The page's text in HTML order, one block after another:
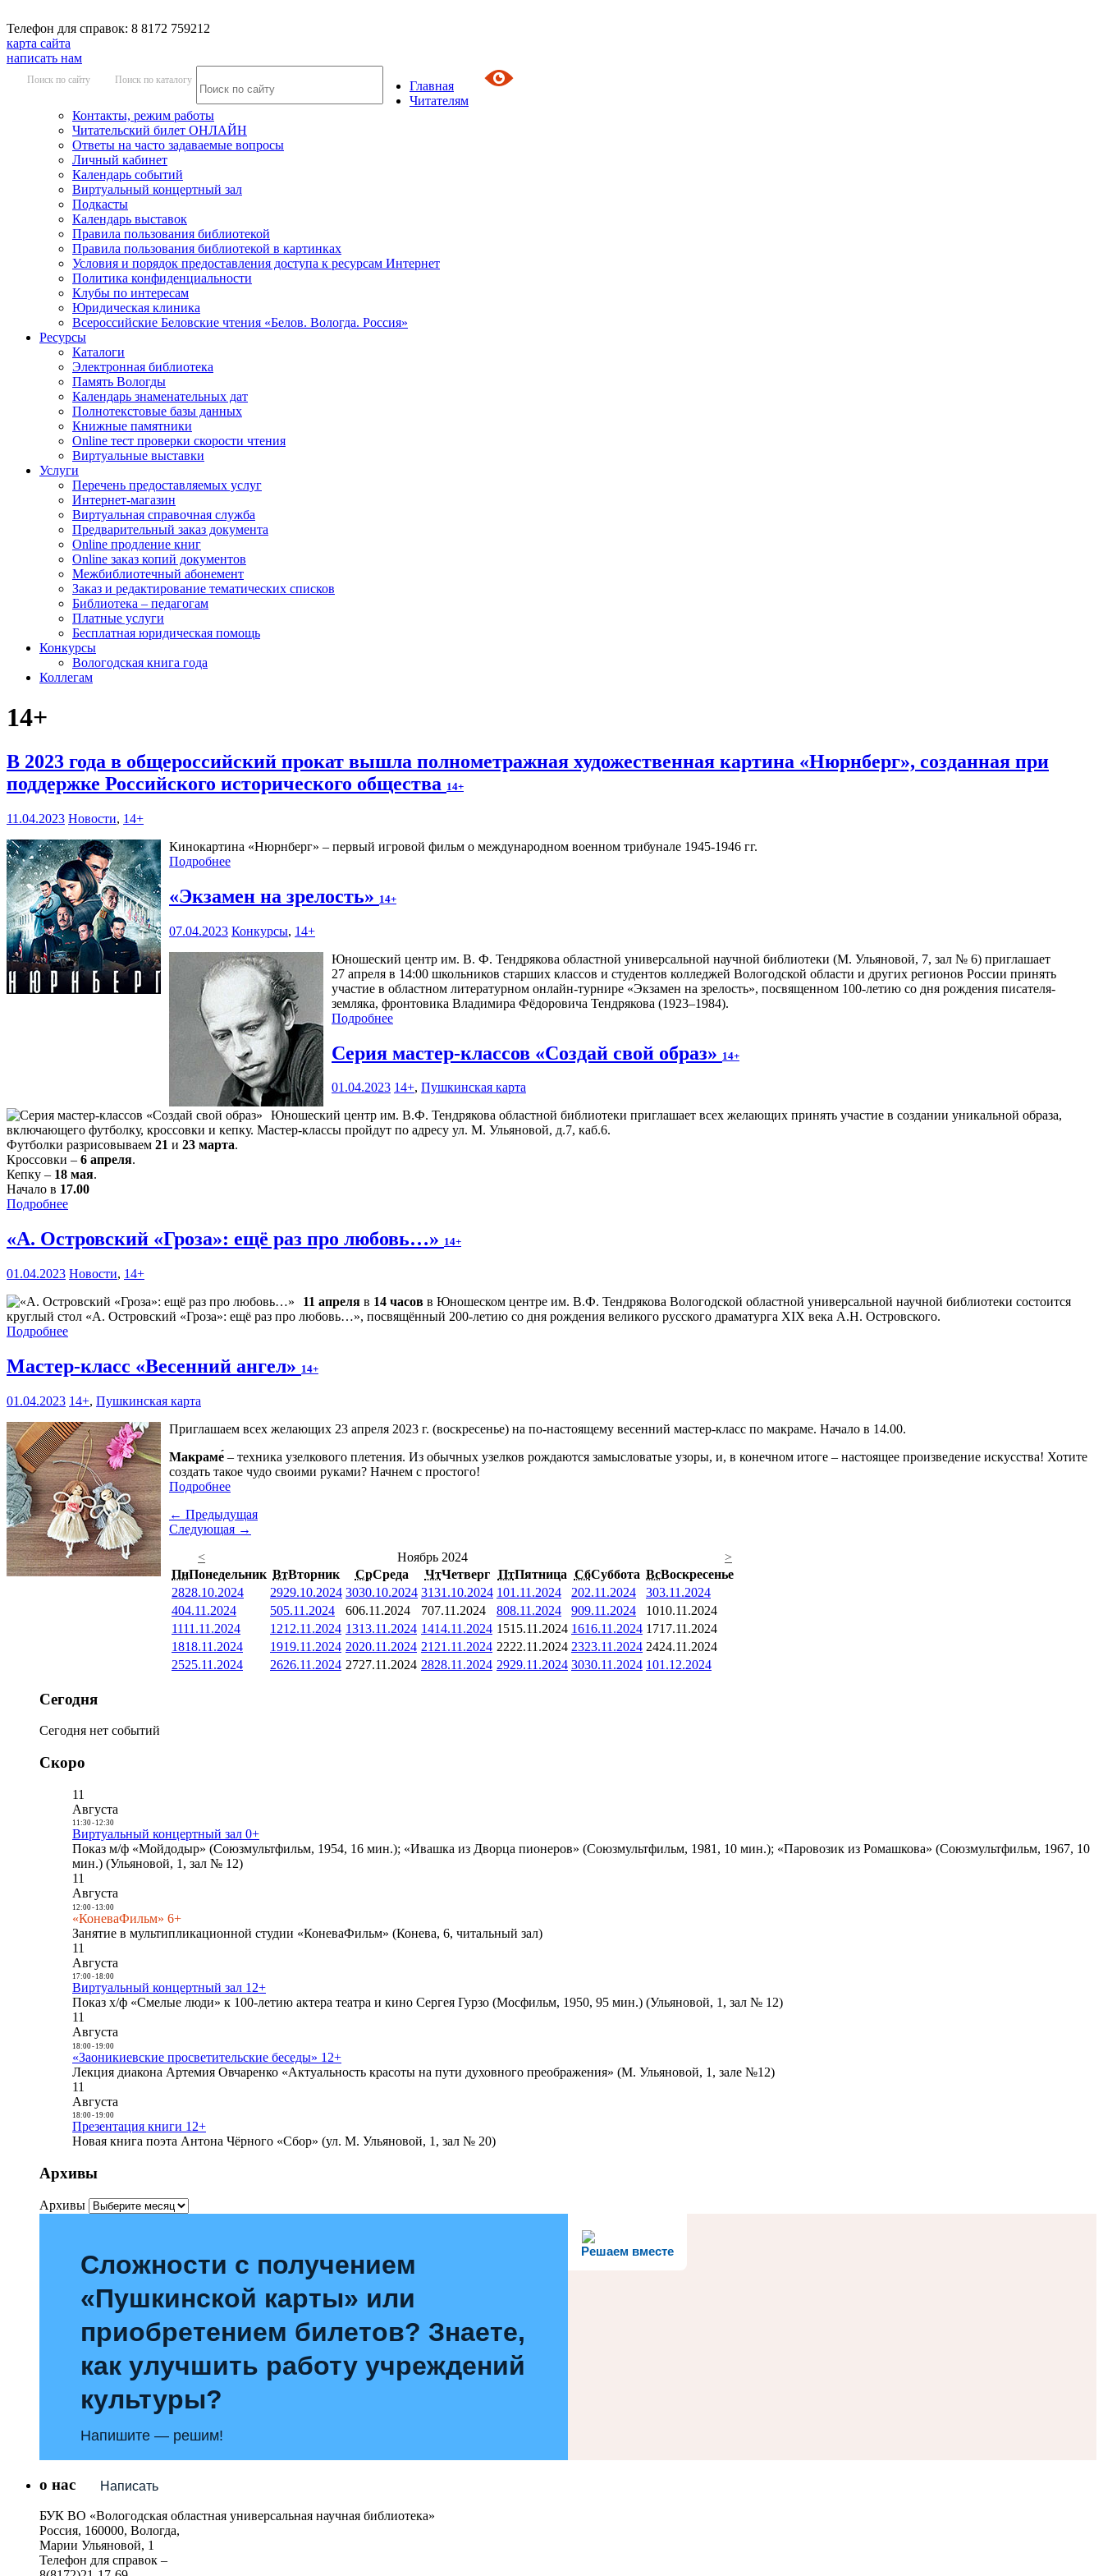
Телефон для справок: 8 8172 759212
карта сайта
написать нам
Поиск по сайту Поиск по каталогу
Главная
Читателям
Контакты, режим работы
Читательский билет ОНЛАЙН
Ответы на часто задаваемые вопросы
Личный кабинет
Календарь событий
Виртуальный концертный зал
Подкасты
Календарь выставок
Правила пользования библиотекой
Правила пользования библиотекой в картинках
Условия и порядок предоставления доступа к ресурсам Интернет
Политика конфиденциальности
Клубы по интересам
Юридическая клиника
Всероссийские Беловские чтения «Белов. Вологда. Россия»
Ресурсы
Каталоги
Электронная библиотека
Память Вологды
Календарь знаменательных дат
Полнотекстовые базы данных
Книжные памятники
Online тест проверки скорости чтения
Виртуальные выставки
Услуги
Перечень предоставляемых услуг
Интернет-магазин
Виртуальная справочная служба
Предварительный заказ документа
Online продление книг
Online заказ копий документов
Межбиблиотечный абонемент
Заказ и редактирование тематических списков
Библиотека – педагогам
Платные услуги
Бесплатная юридическая помощь
Конкурсы
Вологодская книга года
Коллегам
14+
В 2023 года в общероссийский прокат вышла полнометражная художественная картина «Нюрнберг», созданная при
поддержке Российского исторического общества 14+
11.04.2023 Новости, 14+
Кинокартина «Нюрнберг» – первый игровой фильм о международном военном трибунале 1945-1946 гг.
Подробнее
«Экзамен на зрелость» 14+
07.04.2023 Конкурсы, 14+
Юношеский центр им. В. Ф. Тендрякова областной универсальной научной библиотеки (М. Ульяновой, 7, зал № 6) приглашает
27 апреля в 14:00 школьников старших классов и студентов колледжей Вологодской области и других регионов России принять
участие в областном литературном онлайн-турнире «Экзамен на зрелость», посвященном 100-летию со дня рождения писателя-
земляка, фронтовика Владимира Фёдоровича Тендрякова (1923–1984).
Подробнее
Серия мастер-классов «Создай свой образ» 14+
01.04.2023 14+, Пушкинская карта
Юношеский центр им. В.Ф. Тендрякова областной библиотеки приглашает всех желающих принять участие в создании уникальной образа,
включающего футболку, кроссовки и кепку. Мастер-классы пройдут по адресу ул. М. Ульяновой, д.7, каб.6.
Футболки разрисовываем 21 и 23 марта.
Кроссовки – 6 апреля.
Кепку – 18 мая.
Начало в 17.00
Подробнее
«А. Островский «Гроза»: ещё раз про любовь…» 14+
01.04.2023 Новости, 14+
11 апреля в 14 часов в Юношеском центре им. В.Ф. Тендрякова Вологодской областной универсальной научной библиотеки состоится
круглый стол «А. Островский «Гроза»: ещё раз про любовь…», посвящённый 200-летию со дня рождения великого русского драматурга XIX века А.Н. Островского.
Подробнее
Мастер-класс «Весенний ангел» 14+
01.04.2023 14+, Пушкинская карта
Приглашаем всех желающих 23 апреля 2023 г. (воскресенье) на по-настоящему весенний мастер-класс по макраме. Начало в 14.00.
Макраме́ – техника узелкового плетения. Из обычных узелков рождаются замысловатые узоры, и, в конечном итоге – настоящее произведение искусства! Хотите
создать такое чудо своими руками? Начнем с простого!
Подробнее
← Предыдущая
Следующая →
<
Ноябрь 2024
>
ПнПонедельник ВтВторник СрСреда ЧтЧетверг ПтПятница СбСуббота ВсВоскресенье
2828.10.2024 2929.10.2024 3030.10.2024 3131.10.2024 101.11.2024 202.11.2024 303.11.2024
404.11.2024 505.11.2024 606.11.2024 707.11.2024 808.11.2024 909.11.2024 1010.11.2024
1111.11.2024 1212.11.2024 1313.11.2024 1414.11.2024 1515.11.2024 1616.11.2024 1717.11.2024
1818.11.2024 1919.11.2024 2020.11.2024 21 21.11.2024 2222.11.2024 2323.11.2024 2424.11.2024
2525.11.2024 2626.11.2024 2727.11.2024 2828.11.2024 2929.11.2024 3030.11.2024 101.12.2024
Сегодня
Сегодня нет событий
Скоро
11
Августа
11:30- 12:30
Виртуальный концертный зал 0+
Показ м/ф «Мойдодыр» (Союзмультфильм, 1954, 16 мин.); «Ивашка из Дворца пионеров» (Союзмультфильм, 1981, 10 мин.); «Паровозик из Ромашкова» (Союзмультфильм, 1967, 10
мин.) (Ульяновой, 1, зал № 12)
11
Августа
12:00- 13:00
«КоневаФильм» 6+
Занятие в мультипликационной студии «КоневаФильм» (Конева, 6, читальный зал)
11
Августа
17:00- 18:00
Виртуальный концертный зал 12+
Показ х/ф «Смелые люди» к 100-летию актера театра и кино Сергея Гурзо (Мосфильм, 1950, 95 мин.) (Ульяновой, 1, зал № 12)
11
Августа
18:00- 19:00
«Заоникиевские просветительские беседы» 12+
Лекция диакона Артемия Овчаренко «Актуальность красоты на пути духовного преображения» (М. Ульяновой, 1, зале №12)
11
Августа
18:00- 19:00
Презентация книги 12+
Новая книга поэта Антона Чёрного «Сбор» (ул. М. Ульяновой, 1, зал № 20)
Архивы
Архивы
Решаем вместе
Сложности с получением
«Пушкинской карты» или
приобретением билетов? Знаете,
как улучшить работу учреждений
культуры?
Напишите — решим!
Написать
о нас
БУК ВО «Вологодская областная универсальная научная библиотека»
Россия, 160000, Вологда,
Марии Ульяновой, 1
Телефон для справок –